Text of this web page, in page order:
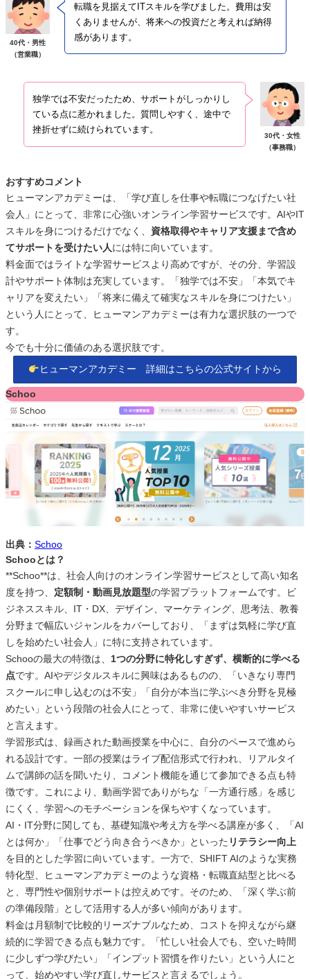
40代・男性
（営業職）
転職を見据えてITスキルを学びました。費用は安
くありませんが、将来への投資だと考えれば納得
感があります。
30代・女性
（事務職）
独学では不安だったため、サポートがしっかりし
ている点に惹かれました。質問しやすく、途中で
挫折せずに続けられています。
おすすめコメント
ヒューマンアカデミーは、「学び直しを仕事や転職につなげたい社
会人」にとって、非常に心強いオンライン学習サービスです。AIやIT
スキルを身につけるだけでなく、 資格取得やキャリア支援まで含め
てサポートを受けたい人には特に向いています。
料金面ではライトな学習サービスより高めですが、その分、学習設
計やサポート体制は充実しています。「独学では不安」「本気でキ
ャリアを変えたい」「将来に備えて確実なスキルを身につけたい」
という人にとって、ヒューマンアカデミーは有力な選択肢の一つで
す。
今でも十分に価値のある選択肢です。
ヒューマンアカデミー 詳細はこちらの公式サイトから
Schoo
出典： Schoo
Schooとは？
**Schoo**は、社会人向けのオンライン学習サービスとして高い知名
度を持つ、 定額制・動画見放題型の学習プラットフォームです。ビ
ジネススキル、IT・DX、デザイン、マーケティング、思考法、教養
分野まで幅広いジャンルをカバーしており、「まずは気軽に学び直
しを始めたい社会人」に特に支持されています。
Schooの最大の特徴は、 1つの分野に特化しすぎず、横断的に学べる
点です。AIやデジタルスキルに興味はあるものの、「いきなり専門
スクールに申し込むのは不安」「自分が本当に学ぶべき分野を見極
めたい」という段階の社会人にとって、非常に使いやすいサービス
と言えます。
学習形式は、録画された動画授業を中心に、自分のペースで進めら
れる設計です。一部の授業はライブ配信形式で行われ、リアルタイ
ムで講師の話を聞いたり、コメント機能を通じて参加できる点も特
徴です。これにより、動画学習でありがちな「一方通行感」を感じ
にくく、学習へのモチベーションを保ちやすくなっています。
AI・IT分野に関しても、基礎知識や考え方を学べる講座が多く、「AI
とは何か」「仕事でどう向き合うべきか」といった リテラシー向上
を目的とした学習に向いています。一方で、SHIFT AIのような実務
特化型、ヒューマンアカデミーのような資格・転職直結型と比べる
と、専門性や個別サポートは控えめです。そのため、「深く学ぶ前
の準備段階」として活用する人が多い傾向があります。
料金は月額制で比較的リーズナブルなため、コストを抑えながら継
続的に学習できる点も魅力です。「忙しい社会人でも、空いた時間
に少しずつ学びたい」「インプット習慣を作りたい」という人にと
って、始めやすい学び直しサービスと言えるでしょう。